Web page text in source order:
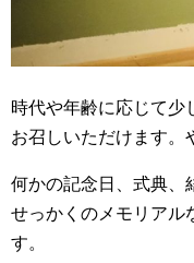
時代や年齢に応じて少
お召しいただけます。
何かの記念日、式典、
せっかくのメモリアル
す。